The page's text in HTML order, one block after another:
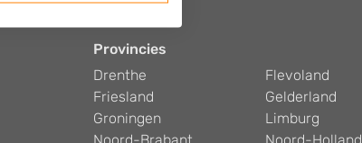
Provincies
Drenthe
Flevoland
Friesland
Gelderland
Groningen
Limburg